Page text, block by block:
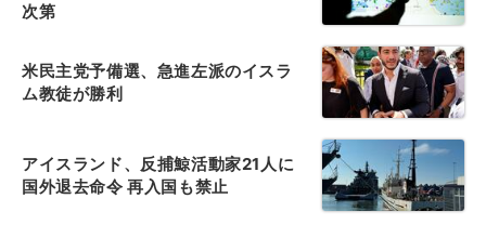
次第
米民主党予備選、急進左派のイスラ
ム教徒が勝利
アイスランド、反捕鯨活動家21人に
国外退去命令 再入国も禁止